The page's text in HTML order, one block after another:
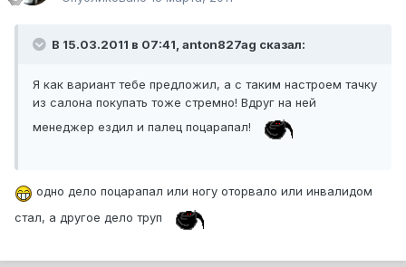
В 15.03.2011 в 07:41, anton827ag сказал:
Я как вариант тебе предложил, а с таким настроем тачку
из салона покупать тоже стремно! Вдруг на ней
менеджер ездил и палец поцарапал!
одно дело поцарапал или ногу оторвало или инвалидом
стал, а другое дело труп